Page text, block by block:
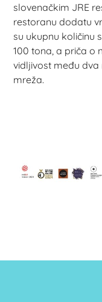
slovenačkim JRE
restoranu dodatu
su ukupnu količinu
100 tona, a priča o
vidljivost među
mreža.